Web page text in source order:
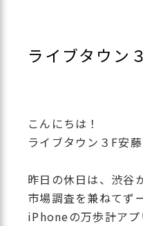
ライブタウン
こんにちは！
ライブタウン３F安藤
昨日の休日は、渋谷
市場調査を兼ねてず
iPhoneの万歩計ア